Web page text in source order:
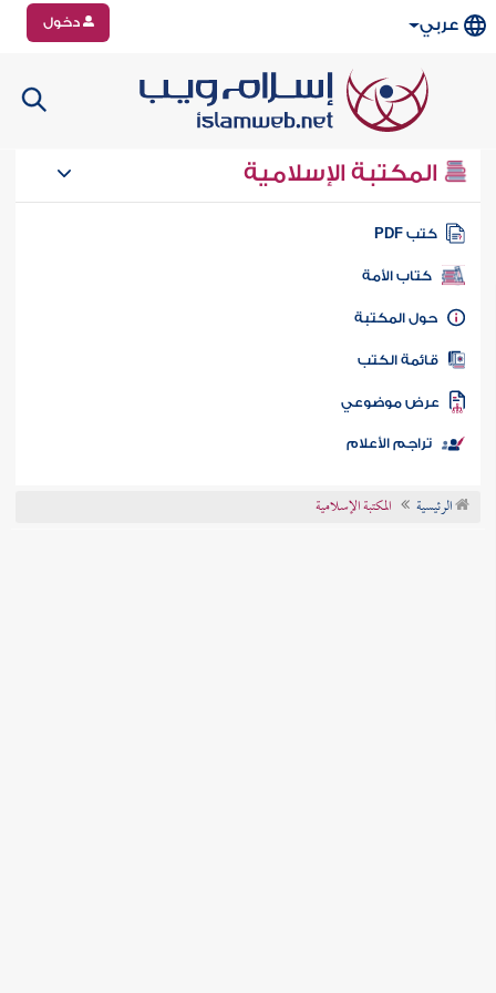
عربي دخول
المكتبة الإسلامية
كتب PDF
كتاب الأمة
المكتبة
الكتب
موضوعي
تراجم الأعلام
الرئيسية المكتبة الإسلامية